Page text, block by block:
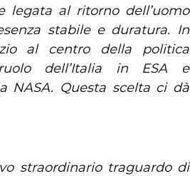
legata al ritorno dell’uomo
stabile e duratura. In
al centro della politica
dell’Italia in ESA e
NASA. Questa scelta ci dà
straordinario traguardo di